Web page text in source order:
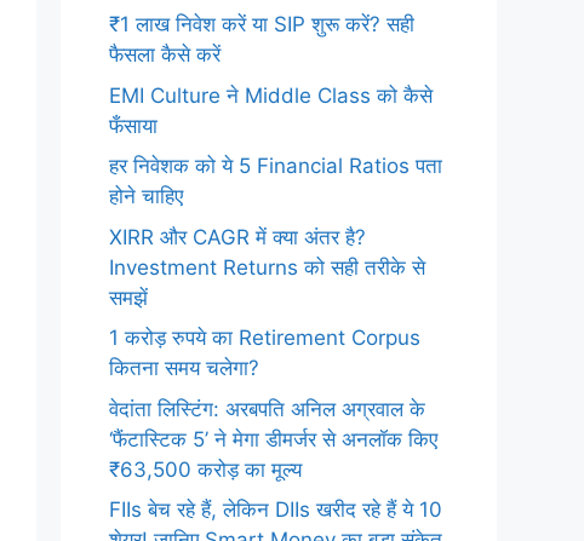
₹1 लाख निवेश करें या SIP शुरू करें? सही
फैसला कैसे करें
EMI Culture ने Middle Class को कैसे
फँसाया
हर निवेशक को ये 5 Financial Ratios पता
होने चाहिए
XIRR और CAGR में क्या अंतर है?
Investment Returns को सही तरीके से
समझें
1 करोड़ रुपये का Retirement Corpus
कितना समय चलेगा?
वेदांता लिस्टिंग: अरबपति अनिल अग्रवाल के
‘फैंटास्टिक 5’ ने मेगा डीमर्जर से अनलॉक किए
₹63,500 करोड़ का मूल्य
FIIs बेच रहे हैं, लेकिन DIIs खरीद रहे हैं ये 10